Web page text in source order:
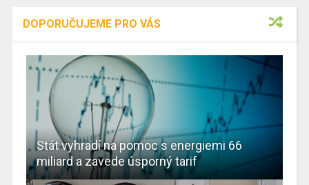
DOPORUČUJEME PRO VÁS
Stát vyhradí na pomoc s energiemi 66
miliard a zavede úsporný tarif